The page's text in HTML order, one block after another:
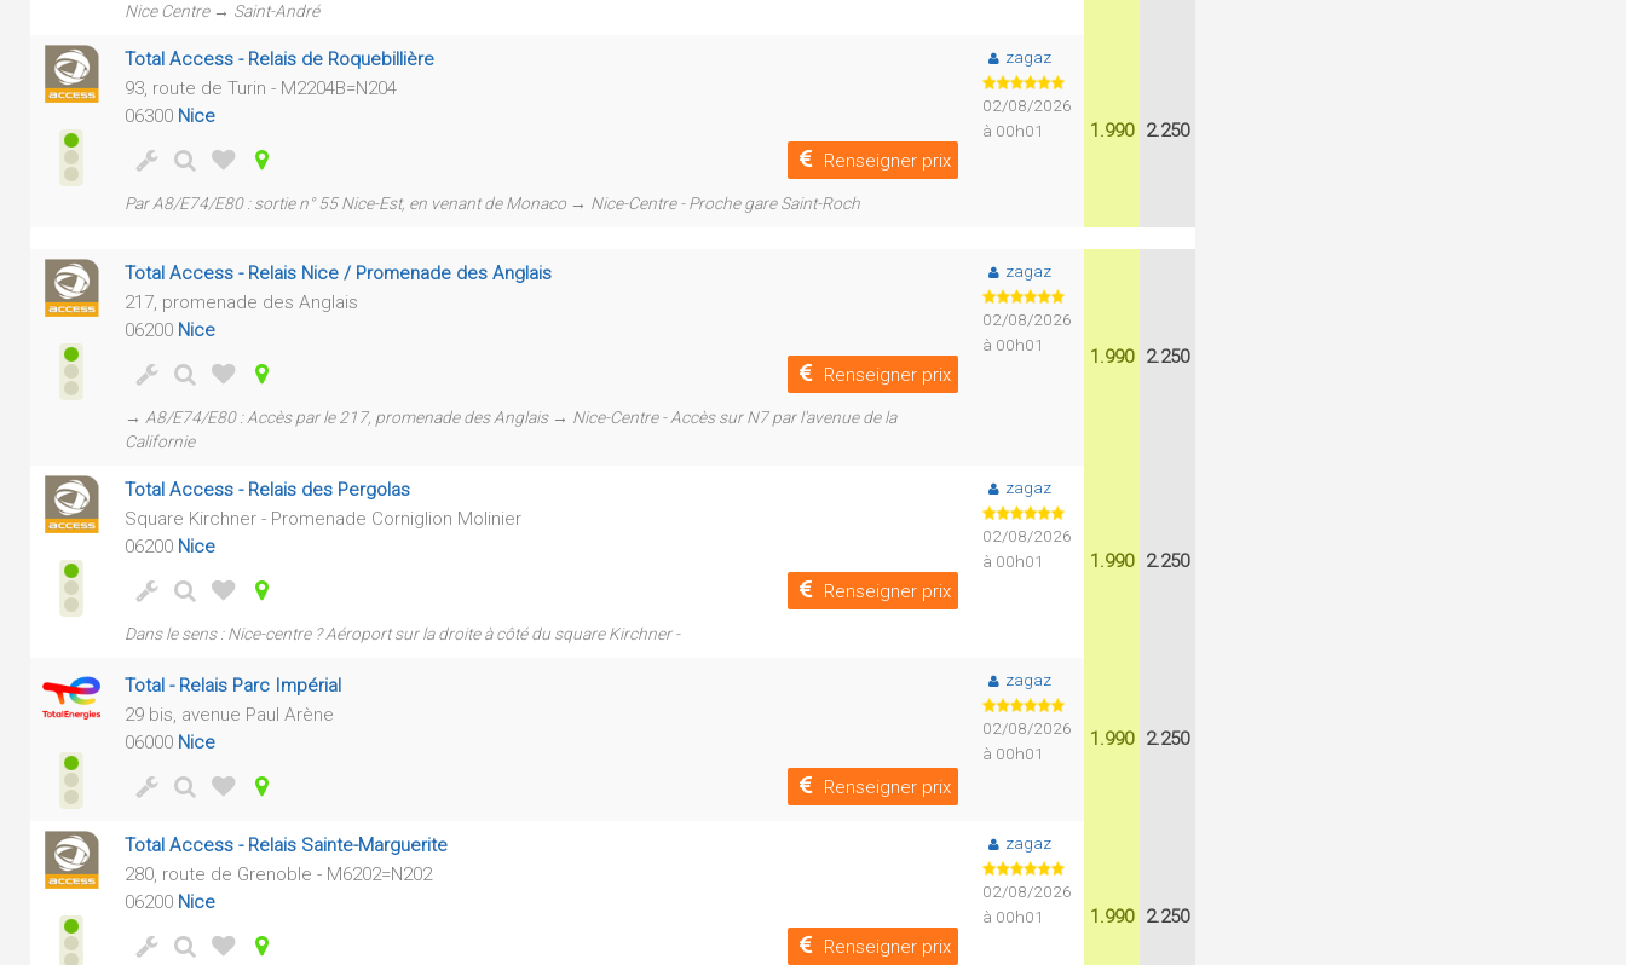
Nice Centre → Saint-André
Total Access - Relais de Roquebillière
93, route de Turin - M2204B=N204
06300 Nice
Renseigner prix
Par A8/E74/E80 : sortie n° 55 Nice-Est, en venant de Monaco → Nice-Centre - Proche gare Saint-Roch
zagaz
02/08/2026
à 00h01
1.990 2.250
Total Access - Relais Nice / Promenade des Anglais
217, promenade des Anglais
06200 Nice
Renseigner prix
→ A8/E74/E80 : Accès par le 217, promenade des Anglais → Nice-Centre - Accès sur N7 par l'avenue de la
Californie
zagaz
02/08/2026
à 00h01
1.990 2.250
Total Access - Relais des Pergolas
Square Kirchner - Promenade Corniglion Molinier
06200 Nice
Renseigner prix
Dans le sens : Nice-centre ? Aéroport sur la droite à côté du square Kirchner -
zagaz
02/08/2026
à 00h01
1.990 2.250
Total - Relais Parc Impérial
29 bis, avenue Paul Arène
06000 Nice
Renseigner prix
zagaz
02/08/2026
à 00h01
1.990 2.250
Total Access - Relais Sainte-Marguerite
280, route de Grenoble - M6202=N202
06200 Nice
Renseigner prix
zagaz
02/08/2026
à 00h01
1.990 2.250